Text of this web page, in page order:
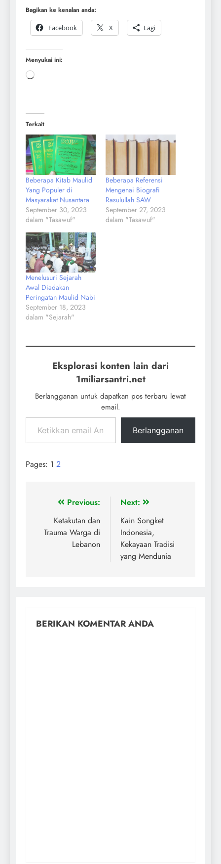
Bagikan ke kenalan anda:
Facebook
X Lagi
Menyukai ini:
Terkait
Beberapa Kitab Maulid
Yang Populer di
Masyarakat Nusantara
September 30, 2023
dalam "Tasawuf"
Beberapa Referensi
Mengenai Biografi
Rasulullah SAW
September 27, 2023
dalam "Tasawuf"
Menelusuri Sejarah
Awal Diadakan
Peringatan Maulid Nabi
September 18, 2023
dalam "Sejarah"
Eksplorasi konten lain dari
1miliarsantri.net
Berlangganan untuk dapatkan pos terbaru lewat
email.
Berlangganan
Pages: 1 2
Previous:
Ketakutan dan
Trauma Warga di
Lebanon
Next:
Kain Songket
Indonesia,
Kekayaan Tradisi
yang Mendunia
BERIKAN KOMENTAR ANDA